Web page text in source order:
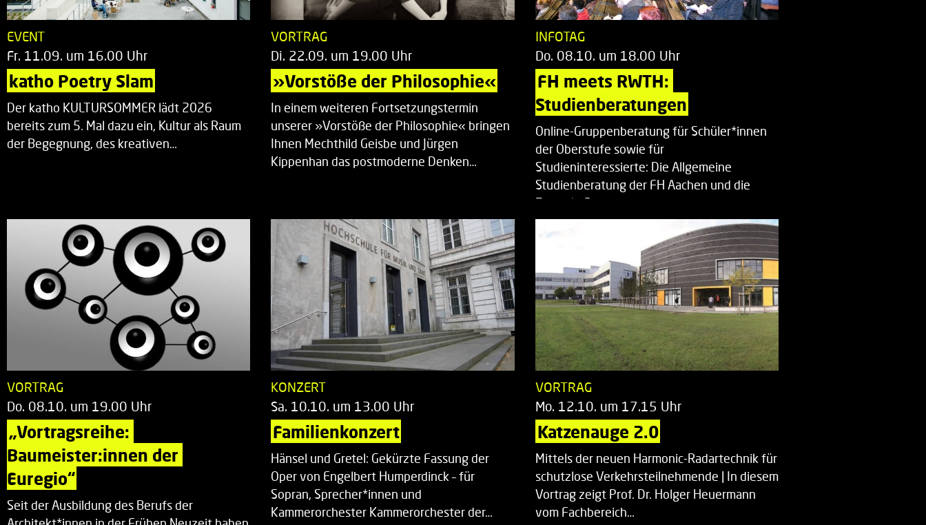
EVENT
Fr. 11.09. um 16.00 Uhr
katho Poetry Slam
Der katho KULTURSOMMER lädt 2026
bereits zum 5. Mal dazu ein, Kultur als Raum
der Begegnung, des kreativen…
VORTRAG
Di. 22.09. um 19.00 Uhr
»Vorstöße der Philosophie«
In einem weiteren Fortsetzungstermin
unserer »Vorstöße der Philosophie« bringen
Ihnen Mechthild Geisbe und Jürgen
Kippenhan das postmoderne Denken…
INFOTAG
Do. 08.10. um 18.00 Uhr
FH meets RWTH:
Studienberatungen
Online-Gruppenberatung für Schüler*innen
der Oberstufe sowie für
Studieninteressierte: Die Allgemeine
Studienberatung der FH Aachen und die
Zentrale Studienberatung…
VORTRAG
Do. 08.10. um 19.00 Uhr
„Vortragsreihe:
Baumeister:innen der
Euregio“
Seit der Ausbildung des Berufs der
KONZERT
Sa. 10.10. um 13.00 Uhr
Familienkonzert
Hänsel und Gretel: Gekürzte Fassung der
Oper von Engelbert Humperdinck – für
Sopran, Sprecher*innen und
Kammerorchester Kammerorchester der…
VORTRAG
Mo. 12.10. um 17.15 Uhr
Katzenauge 2.0
Mittels der neuen Harmonic-Radartechnik für
schutzlose Verkehrsteilnehmende | In diesem
Vortrag zeigt Prof. Dr. Holger Heuermann
vom Fachbereich…